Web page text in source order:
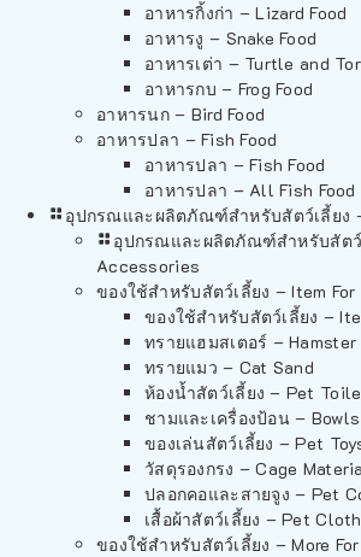
อาหารกิ้งก่า – Lizard Food
อาหารงู – Snake Food
อาหารเต่า – Turtle and
อาหารกบ – Frog Food
อาหารนก – Bird Food
อาหารปลา – Fish Food
อาหารปลา – Fish Food
อาหารปลา – All Fish Food
อุปกรณและผลิตภัณฑ์สำหรับสัตว์เลี้ยง
อุปกรณและผลิตภัณฑ์สำหรับสัตว์
Accessories
ของใช้สำหรับสัตว์เลี้ยง – Item
ของใช้สำหรับสัตว์เลี้ยง –
ทรายแฮมสเตอร์ – Hamster
ทรายแมว – Cat Sand
ห้องน้ำสัตว์เลี้ยง – Pet
ชามและเครื่องป้อน –
ของเล่นสัตว์เลี้ยง – Pet
วัสดุรองกรง – Cage
ปลอกคอและสายจูง – Pet
เสื้อผ้าสัตว์เลี้ยง – Pet
ของใช้สำหรับสัตว์เลี้ยง – More